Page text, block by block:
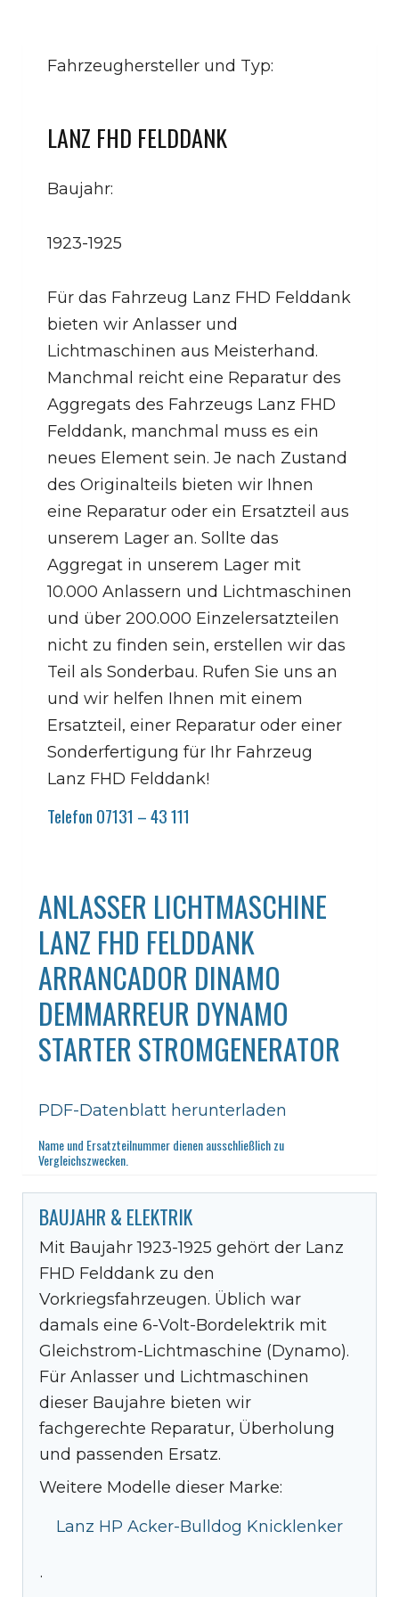
Fahrzeughersteller und Typ:
LANZ FHD FELDDANK
Baujahr:
1923-1925
Für das Fahrzeug Lanz FHD Felddank
bieten wir Anlasser und
Lichtmaschinen aus Meisterhand.
Manchmal reicht eine Reparatur des
Aggregats des Fahrzeugs Lanz FHD
Felddank, manchmal muss es ein
neues Element sein. Je nach Zustand
des Originalteils bieten wir Ihnen
eine Reparatur oder ein Ersatzteil aus
unserem Lager an. Sollte das
Aggregat in unserem Lager mit
10.000 Anlassern und Lichtmaschinen
und über 200.000 Einzelersatzteilen
nicht zu finden sein, erstellen wir das
Teil als Sonderbau. Rufen Sie uns an
und wir helfen Ihnen mit einem
Ersatzteil, einer Reparatur oder einer
Sonderfertigung für Ihr Fahrzeug
Lanz FHD Felddank!
Telefon 07131 – 43 111
ANLASSER LICHTMASCHINE
LANZ FHD FELDDANK
ARRANCADOR DINAMO
DEMMARREUR DYNAMO
STARTER STROMGENERATOR
PDF-Datenblatt herunterladen
Name und Ersatzteilnummer dienen ausschließlich zu
Vergleichszwecken.
BAUJAHR & ELEKTRIK
Mit Baujahr 1923-1925 gehört der Lanz
FHD Felddank zu den
Vorkriegsfahrzeugen. Üblich war
damals eine 6-Volt-Bordelektrik mit
Gleichstrom-Lichtmaschine (Dynamo).
Für Anlasser und Lichtmaschinen
dieser Baujahre bieten wir
fachgerechte Reparatur, Überholung
und passenden Ersatz.
Weitere Modelle dieser Marke:
Lanz HP Acker-Bulldog Knicklenker
·